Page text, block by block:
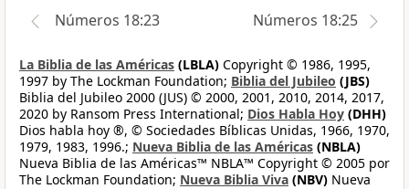
Números 18:23
Números 18:25
La Biblia de las Américas (LBLA) Copyright © 1986, 1995,
1997 by The Lockman Foundation; Biblia del Jubileo (JBS)
Biblia del Jubileo 2000 (JUS) © 2000, 2001, 2010, 2014, 2017,
2020 by Ransom Press International; Dios Habla Hoy (DHH)
Dios habla hoy ®, © Sociedades Bíblicas Unidas, 1966, 1970,
1979, 1983, 1996.; Nueva Biblia de las Américas (NBLA)
Nueva Biblia de las Américas™ NBLA™ Copyright © 2005 por
The Lockman Foundation; Nueva Biblia Viva (NBV) Nueva